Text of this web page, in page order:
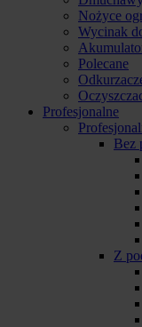
Nożyce
Wycinak
Polecane
Profesjonalne
Bez
Z